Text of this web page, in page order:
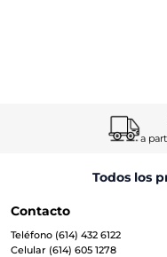
a
Todos los
Contacto
Teléfono (614) 432 6122
Celular (614) 605 1278